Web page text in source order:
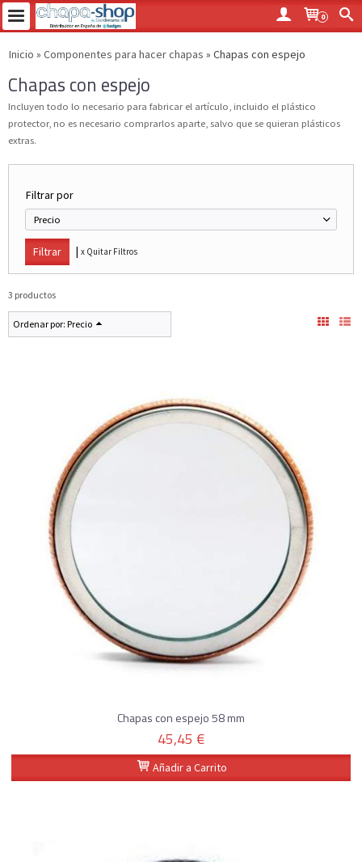
0
Inicio » Componentes para hacer chapas » Chapas con espejo
Chapas con espejo
Incluyen todo lo necesario para fabricar el artículo, incluido el plástico
protector, no es necesario comprarlos aparte, salvo que se quieran plásticos
extras.
Filtrar por
Precio
| x Quitar Filtros
3 productos
Ordenar por: Precio
Chapas con espejo 58 mm
45,45 €
Añadir a Carrito